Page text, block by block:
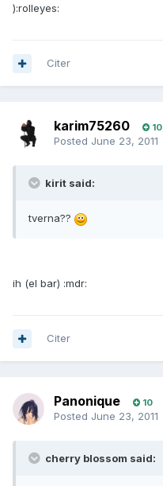
):rolleyes:
Citer
karim75260 10
Posted June 23, 2011
kirit said:
tverna??
ih (el bar) :mdr:
Citer
Panonique 10
Posted June 23, 2011
cherry blossom said: